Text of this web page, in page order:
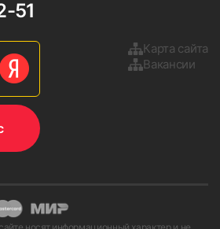
угол открытия
рулонных
при сильном
створки.
крышки и проверьте работу
ткань 2-3 раза.
51
Карта сайта
Вакансии